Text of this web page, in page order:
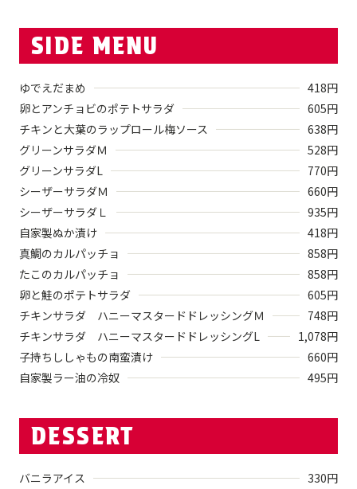
SIDE MENU
ゆでえだまめ 418円
卵とアンチョビのポテトサラダ
605円
チキンと大葉のラップロール梅ソース
638円
グリーンサラダＭ
528円
グリーンサラダL
770円
シーザーサラダＭ
660円
シーザーサラダＬ
935円
自家製ぬか漬け
418円
真鯛のカルパッチョ
858円
たこのカルパッチョ
858円
卵と鮭のポテトサラダ
605円
チキンサラダ ハニーマスタードドレッシングＭ
748円
チキンサラダ ハニーマスタードドレッシングL
1,078円
子持ちししゃもの南蛮漬け
660円
自家製ラー油の冷奴
495円
DESSERT
バニラアイス 330円